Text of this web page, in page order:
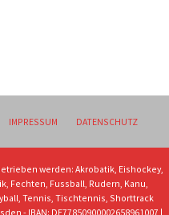
IMPRESSUM DATENSCHUTZ
werden: Akrobatik, Eishockey,
Fechten, Fussball, Rudern, Kanu,
Tennis, Tischtennis, Shorttrack
- IBAN: DE77850900002658961007 |